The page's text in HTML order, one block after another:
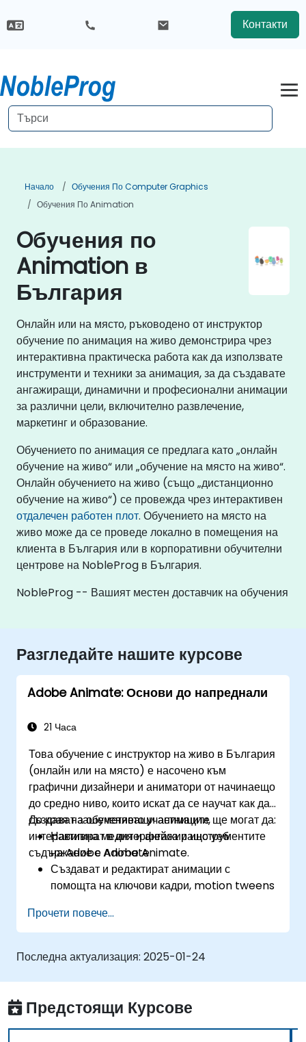
Контакти
Начало
Обучения По Computer Graphics
Обучения По Animation
Oбучения по
Animation в
България
Онлайн или на място, ръководено от инструктор
обучение по анимация на живо демонстрира чрез
интерактивна практическа работа как да използвате
инструменти и техники за анимация, за да създавате
ангажиращи, динамични и професионални анимации
за различни цели, включително развлечение,
маркетинг и образование.
Обучението по анимация се предлага като „онлайн
обучение на живо“ или „обучение на място на живо“.
Онлайн обучението на живо (също „дистанционно
обучение на живо“) се провежда чрез интерактивен
отдалечен работен плот. Обучението на място на
живо може да се проведе локално в помещения на
клиента в България или в корпоративни обучителни
центрове на NobleProg в България.
NobleProg -- Вашият местен доставчик на обучения
Разгледайте нашите курсове
Adobe Animate: Основи до напреднали
21 Часа
Това обучение с инструктор на живо в България
(онлайн или на място) е насочено към
графични дизайнери и аниматори от начинаещо
до средно ниво, които искат да се научат как да
създават зашеметяващи анимации,
интерактивна медия и ангажиращо уеб
съдържание с Adobe Animate.
До края на обучението участниците ще могат да:
Навигират в интерфейса и инструментите
на Adobe Animate.
Създават и редактират анимации с
помощта на ключови кадри, motion tweens
Проектират интерактивни анимации и
приложения с ActionScript и JavaScript.
Включват аудио и видео елементи в
проекти.
Експортират анимации за уеб, видео и
мобилни платформи.
Прочети повече...
Последна актуализация: 2025-01-24
Предстоящи Курсове